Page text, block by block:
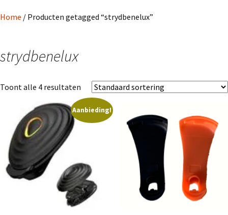
Home / Producten getagged “strydbenelux”
strydbenelux
Toont alle 4 resultaten
Aanbieding!